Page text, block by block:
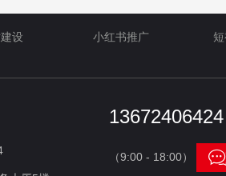
设 小红书推广
13672406424
（9:00 - 18:00）